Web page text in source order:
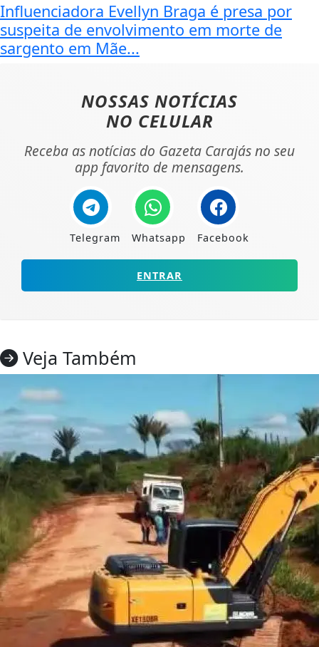
Influenciadora Evellyn Braga é presa por
suspeita de envolvimento em morte de
sargento em Mãe...
NOSSAS NOTÍCIAS
NO CELULAR
Receba as notícias do Gazeta Carajás no seu
app favorito de mensagens.
Telegram Whatsapp Facebook
ENTRAR
Veja Também